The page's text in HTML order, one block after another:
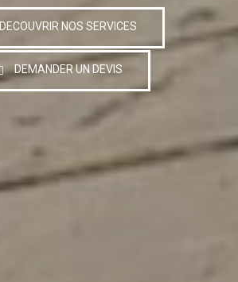
DECOUVRIR NOS SERVICES
DEMANDER UN DEVIS